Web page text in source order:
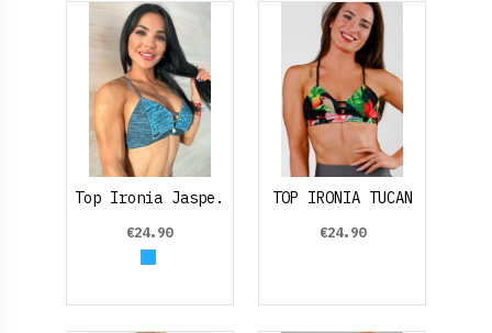
Top Ironia Jaspe.
€24.90
Azul claro
TOP IRONIA TUCAN
€24.90